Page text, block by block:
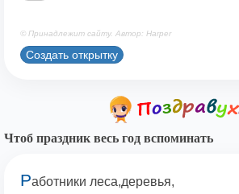
© Принадлежит сайту. Автор: Harper
Создать открытку
Чтоб праздник весь год вспоминать
Работники леса,деревья,